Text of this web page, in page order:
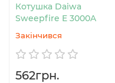
Котушка Daiwa
Sweepfire E 3000A
Закінчився
562грн.